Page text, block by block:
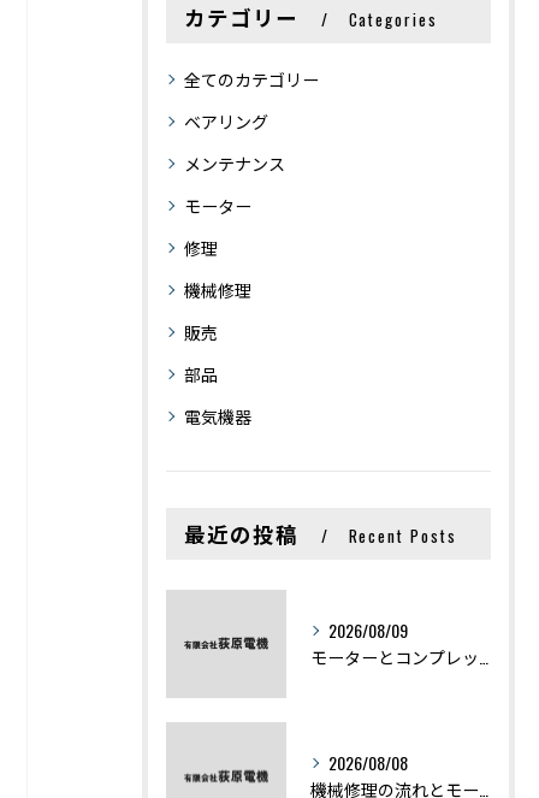
カテゴリー Categories
全てのカテゴリー
ベアリング
メンテナンス
モーター
修理
機械修理
販売
部品
電気機器
最近の投稿 Recent Posts
2026/08/09
2026/08/08